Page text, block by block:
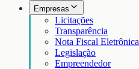
Empresas
Licitações
Transparência
Nota Fiscal Eletrônica
Legislação
Empreendedor